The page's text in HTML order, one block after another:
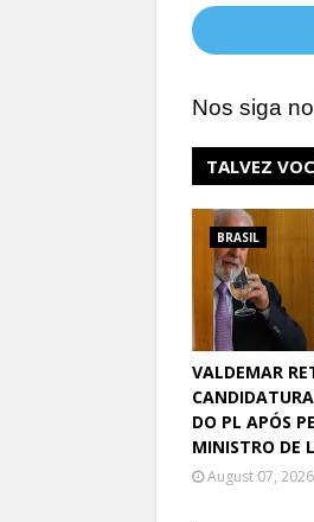
Nos siga no
TALVEZ
BRASIL
VALDEMAR
DO PL APÓS
MINISTRO DE
August 07, 2026